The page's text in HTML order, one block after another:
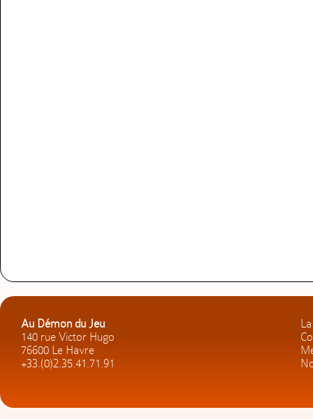
Au Démon du Jeu
140 rue Victor Hugo
76600 Le Havre
+33.(0)2.35.41.71.91